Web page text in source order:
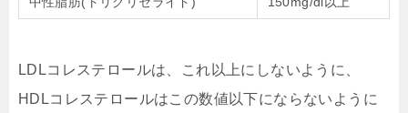
LDLコレステロールは、これ以上にしないように、
HDLコレステロールはこの数値以下にならないように